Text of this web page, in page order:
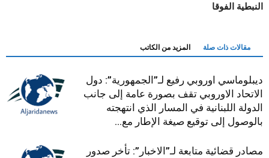
النبطية الفوقا
مقالات ذات صلة المزيد من الكاتب
ديبلوماسي اوروبي رفيع لـ”الجمهورية”: دول
الاتحاد الاوروبي تقف بصورة عامة إلى جانب
الدولة اللبنانية في المسار الذي انتهجته
بالوصول إلى توقيع صيغة الإطار مع...
مصادر قضائية متابعة لـ”الاخبار”: تأخر صدور